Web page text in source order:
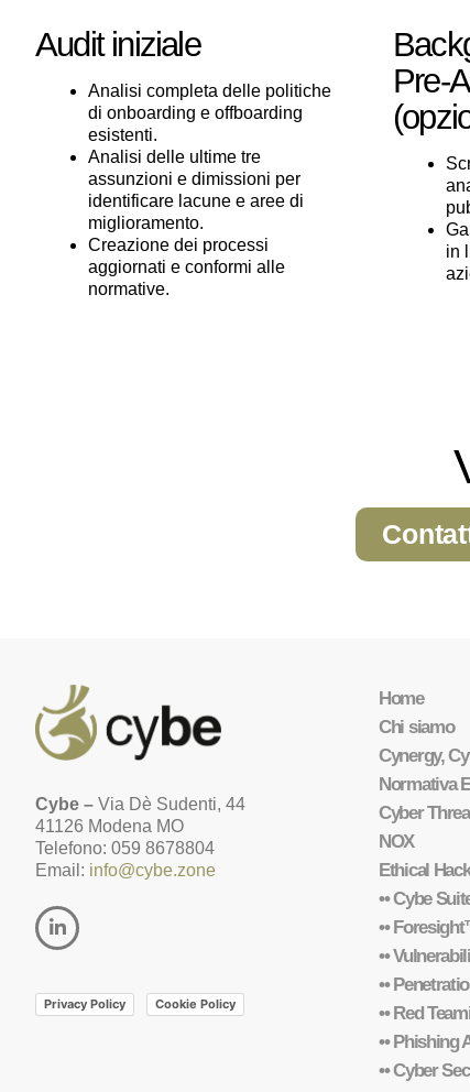
Audit iniziale
Analisi completa delle politiche
di onboarding e offboarding
esistenti.
Analisi delle ultime tre
assunzioni e dimissioni per
identificare lacune e aree di
miglioramento.
Creazione dei processi
aggiornati e conformi alle
normative.
Pre-
in
Cybe – Via Dè Sudenti, 44
41126 Modena MO
Telefono: 059 8678804
Email: info@cybe.zone
Privacy Policy Cookie Policy
Home
Chi siamo
Cynergy,
Normativa
Cyber
NOX
Ethical
•• Cybe
••
••
••
•• Red
•• Phishing
•• Cyber